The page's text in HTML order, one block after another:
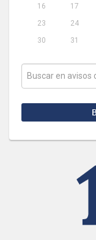
16
17
23
24
30
31